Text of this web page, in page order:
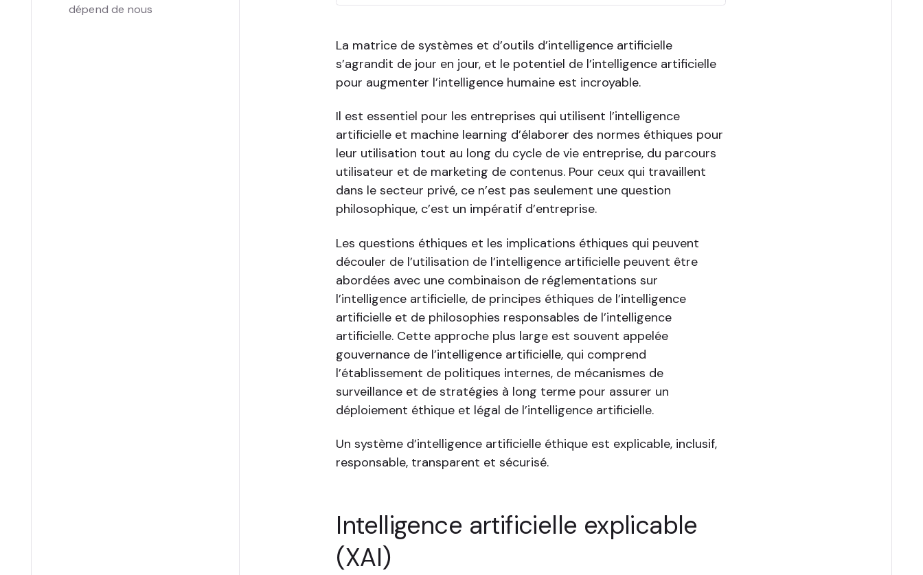
dépend de nous
La matrice de systèmes et d’outils d’intelligence artificielle
s’agrandit de jour en jour, et le potentiel de l’intelligence artificielle
pour augmenter l’intelligence humaine est incroyable.
Il est essentiel pour les entreprises qui utilisent l’intelligence
artificielle et machine learning d’élaborer des normes éthiques pour
leur utilisation tout au long du cycle de vie entreprise, du parcours
utilisateur et de marketing de contenus. Pour ceux qui travaillent
dans le secteur privé, ce n’est pas seulement une question
philosophique, c’est un impératif d’entreprise.
Les questions éthiques et les implications éthiques qui peuvent
découler de l’utilisation de l’intelligence artificielle peuvent être
abordées avec une combinaison de réglementations sur
l’intelligence artificielle, de principes éthiques de l’intelligence
artificielle et de philosophies responsables de l’intelligence
artificielle. Cette approche plus large est souvent appelée
gouvernance de l’intelligence artificielle, qui comprend
l’établissement de politiques internes, de mécanismes de
surveillance et de stratégies à long terme pour assurer un
déploiement éthique et légal de l’intelligence artificielle.
Un système d’intelligence artificielle éthique est explicable, inclusif,
responsable, transparent et sécurisé.
Intelligence artificielle explicable
(XAI)